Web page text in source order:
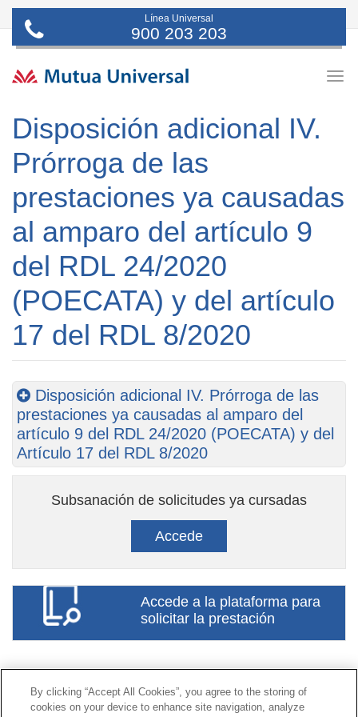
Línea Universal
900 203 203
Disposición adicional IV.
Prórroga de las
prestaciones ya causadas
al amparo del artículo 9
del RDL 24/2020
(POECATA) y del artículo
17 del RDL 8/2020
Disposición adicional IV. Prórroga de las
prestaciones ya causadas al amparo del
artículo 9 del RDL 24/2020 (POECATA) y del
Artículo 17 del RDL 8/2020
Subsanación de solicitudes ya cursadas
Accede
Accede a la plataforma para
solicitar la prestación
Línea Universal 900 203 203|Zona Privada Comisión de
By clicking “Accept All Cookies”, you agree to the storing of
cookies on your device to enhance site navigation, analyze